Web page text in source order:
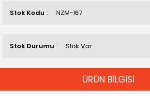
Stok Kodu NZM-167
Stok Durumu Stok Var
ÜRÜN BİLGİSİ